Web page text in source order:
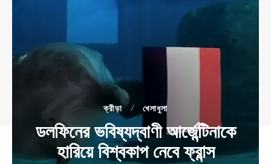
ক্রীড়া খেলাধুলা
ডলফিনের ভবিষ্যদ্বাণী আর্জেন্টিনাকে
হারিয়ে বিশ্বকাপ নেবে ফ্রান্স